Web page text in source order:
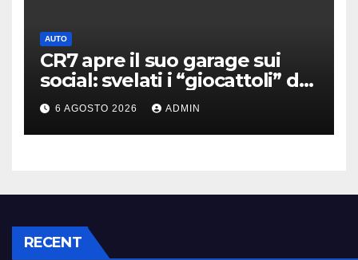
AUTO
CR7 apre il suo garage sui
social: svelati i “giocattoli” da
oltre 40 milioni
6 AGOSTO 2026 ADMIN
RECENT